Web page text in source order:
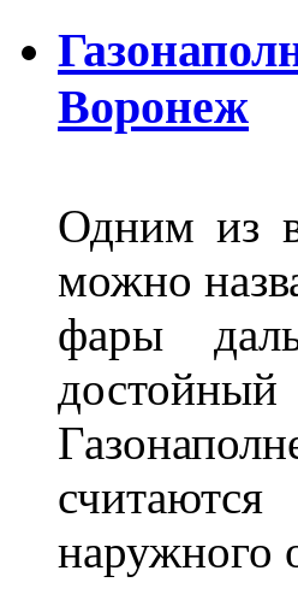
Воронеж
Одним из
можно
фары
наружного